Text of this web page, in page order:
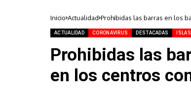
Inicio Actualidad Prohibidas las barras en los
ACTUALIDAD CORONAVIRUS DESTACADAS
Prohibidas las
en los centros